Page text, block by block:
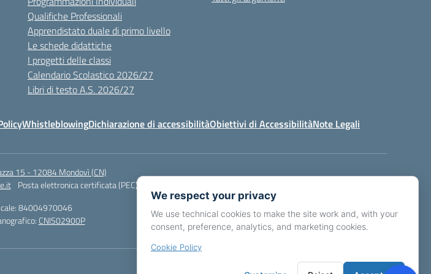
Qualifiche Professionali
Apprendistato duale di primo livello
Le schede didattiche
I progetti delle classi
Calendario Scolastico 2026/27
Libri di testo A.S. 2026/27
WhistleblowingDichiarazione di accessibilitàObiettivi di AccessibilitàNote Legali
15 - 12084 Mondovì (CN)
Posta elettronica certificata (PEC):
84004970046
CNIS02900P
Idea e progetto di Designers Italia
We respect your privacy
We use technical cookies to make the site work and, with your
consent, preference, analytics, and marketing cookies.
Cookie Policy